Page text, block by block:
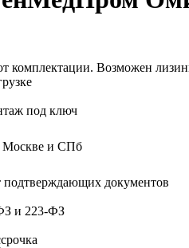
комплектации. Возможен
под ключ
Москве и СПб
подтверждающих документов
и 223-ФЗ